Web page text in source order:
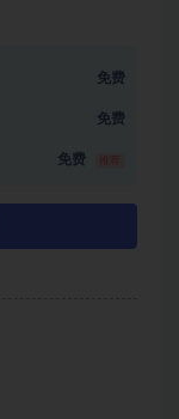
免费
免费
免费